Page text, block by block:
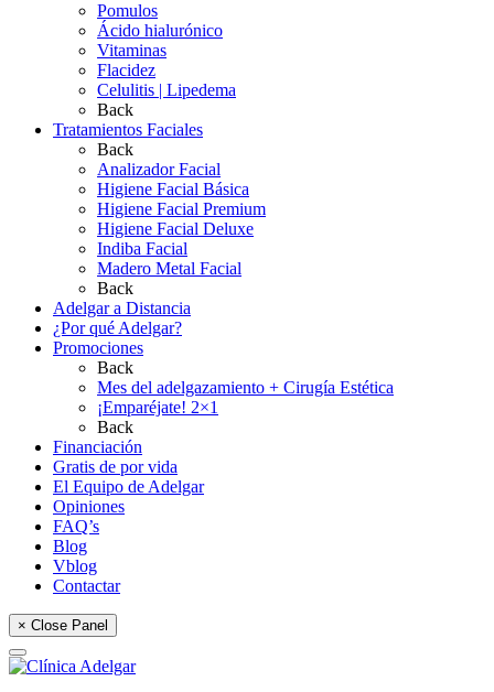
Pomulos
Ácido hialurónico
Vitaminas
Flacidez
Celulitis | Lipedema
Back
Tratamientos Faciales
Back
Analizador Facial
Higiene Facial Básica
Higiene Facial Premium
Higiene Facial Deluxe
Indiba Facial
Madero Metal Facial
Back
Adelgar a Distancia
¿Por qué Adelgar?
Promociones
Back
Mes del adelgazamiento + Cirugía Estética
¡Emparéjate! 2×1
Back
Financiación
Gratis de por vida
El Equipo de Adelgar
Opiniones
FAQ’s
Blog
Vblog
Contactar
× Close Panel